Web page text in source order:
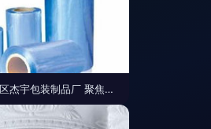
临沂市兰山区杰宇包装制品厂 聚焦塑料包装用品热卖促销